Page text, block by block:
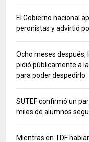
El Gobierno nacional
peronistas y advirtió
Ocho meses después,
pidió públicamente a
para poder despedirlo
SUTEF confirmó un
miles de alumnos
Mientras en TDF